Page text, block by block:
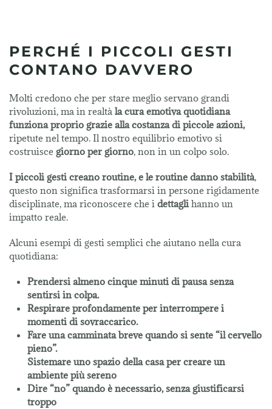
PERCHÉ I PICCOLI GESTI
CONTANO DAVVERO
Molti credono che per stare meglio servano grandi
rivoluzioni, ma in realtà la cura emotiva quotidiana
funziona proprio grazie alla costanza di piccole azioni,
ripetute nel tempo. Il nostro equilibrio emotivo si
costruisce giorno per giorno, non in un colpo solo.
I piccoli gesti creano routine, e le routine danno stabilità,
questo non significa trasformarsi in persone rigidamente
disciplinate, ma riconoscere che i dettagli hanno un
impatto reale.
Alcuni esempi di gesti semplici che aiutano nella cura
quotidiana:
Prendersi almeno cinque minuti di pausa senza
sentirsi in colpa.
Respirare profondamente per interrompere i
momenti di sovraccarico.
Fare una camminata breve quando si sente “il cervello
pieno”.
Sistemare uno spazio della casa per creare un
ambiente più sereno
Dire “no” quando è necessario, senza giustificarsi
troppo